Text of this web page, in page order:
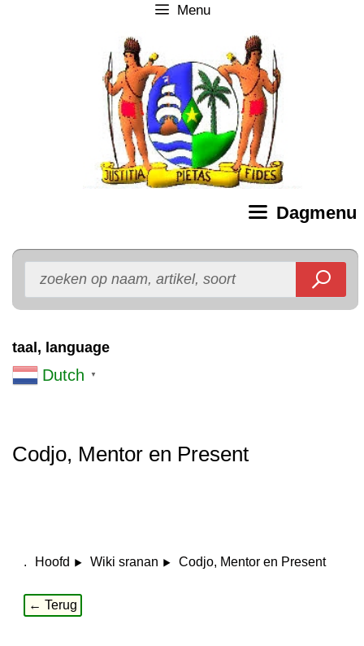
Menu
Dagmenu
taal, language
Dutch ▼
Codjo, Mentor en Present
. Hoofd Wiki sranan Codjo, Mentor en Present
← Terug